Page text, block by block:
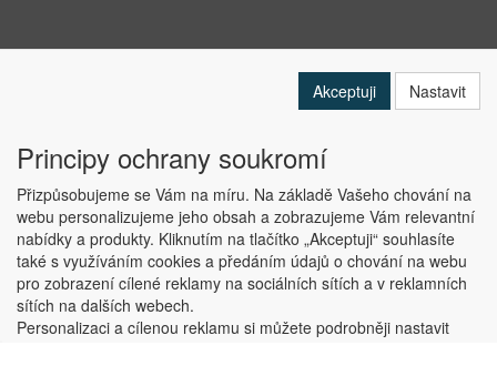
Copyright © ABRA Software a.s. 2019
Akceptuji Nastavit
Principy ochrany soukromí
Přizpůsobujeme se Vám na míru. Na základě Vašeho chování na
webu personalizujeme jeho obsah a zobrazujeme Vám relevantní
nabídky a produkty. Kliknutím na tlačítko „Akceptuji“ souhlasíte
také s využíváním cookies a předáním údajů o chování na webu
pro zobrazení cílené reklamy na sociálních sítích a v reklamních
sítích na dalších webech.
Personalizaci a cílenou reklamu si můžete podrobněji nastavit